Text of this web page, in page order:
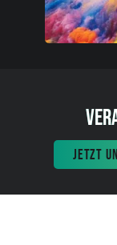
JETZT